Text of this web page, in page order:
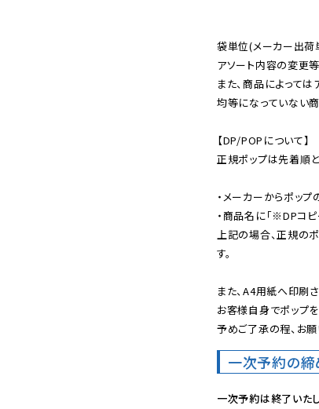
袋単位(メーカー出
アソート内容の変更
また、商品によって
均等になっていない商
【DP/POPについて】
正規ポップは先着順と
・メーカーからポッ
・商品名に「※DPコ
上記の場合、正規の
す。
また、A4用紙へ印刷
お客様自身でポップを
予めご了承の程、お願
一次予約の締
一次予約は終了いたし